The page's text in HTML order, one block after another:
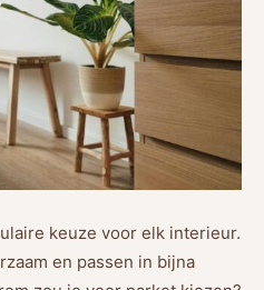
keuze voor elk interieur.
en passen in bijna